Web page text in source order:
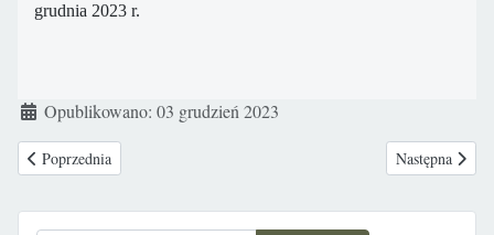
grudnia 2023 r.
Szczegóły
Opublikowano: 03 grudzień 2023
Poprzednia strona: Francja mobilizuje się przeciwko eutanazji
Poprzednia Następna
Następna